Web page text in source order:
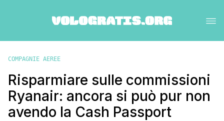
COMPAGNIE AEREE
Risparmiare sulle commissioni
Ryanair: ancora si può pur non
avendo la Cash Passport